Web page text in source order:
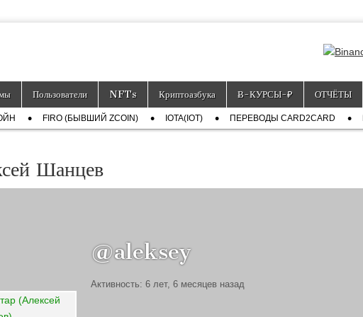
Пользователи NFTs Криптоазбука Ƀ-КУРСЫ-₽ ОТЧЁТЫ
FIRO (БЫВШИЙ ZCOIN) IOTA(IOT) ПЕРЕВОДЫ CARD2CARD
Шанцев
@aleksey
Активность: 6 лет, 6 месяцев назад